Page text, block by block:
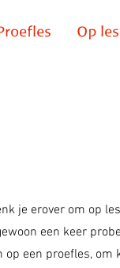
Op les
je erover om op
een keer
op een proefles, om